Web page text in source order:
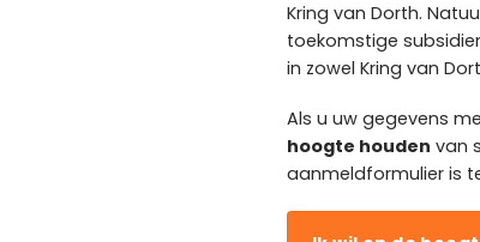
Kring van Dorth.
toekomstige
in zowel Kring van
Als u uw gegevens
hoogte houden van
aanmeldformulier is